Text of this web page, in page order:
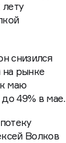
снизился
на рынке
маю
49% в мае.
Волков